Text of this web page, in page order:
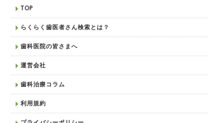
TOP
らくらく歯医者さん検索とは？
歯科医院の皆さまへ
運営会社
歯科治療コラム
利用規約